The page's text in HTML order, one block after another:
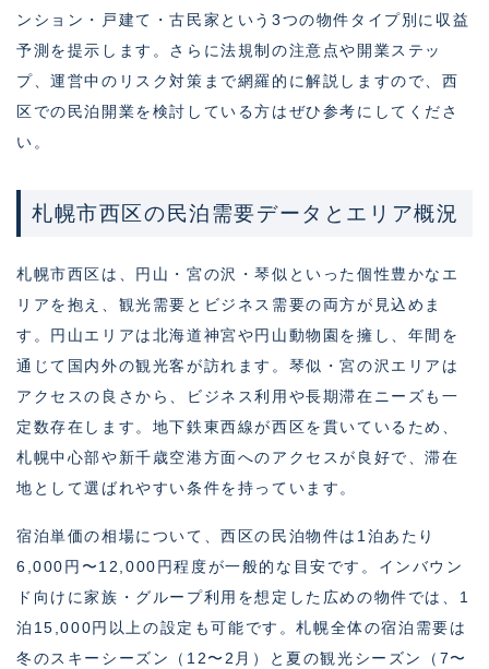
ンション・戸建て・古民家という3つの物件タイプ別に収益
予測を提示します。さらに法規制の注意点や開業ステッ
プ、運営中のリスク対策まで網羅的に解説しますので、西
区での民泊開業を検討している方はぜひ参考にしてくださ
い。
札幌市西区の民泊需要データとエリア概況
札幌市西区は、円山・宮の沢・琴似といった個性豊かなエ
リアを抱え、観光需要とビジネス需要の両方が見込めま
す。円山エリアは北海道神宮や円山動物園を擁し、年間を
通じて国内外の観光客が訪れます。琴似・宮の沢エリアは
アクセスの良さから、ビジネス利用や長期滞在ニーズも一
定数存在します。地下鉄東西線が西区を貫いているため、
札幌中心部や新千歳空港方面へのアクセスが良好で、滞在
地として選ばれやすい条件を持っています。
宿泊単価の相場について、西区の民泊物件は1泊あたり
6,000円〜12,000円程度が一般的な目安です。インバウン
ド向けに家族・グループ利用を想定した広めの物件では、1
泊15,000円以上の設定も可能です。札幌全体の宿泊需要は
冬のスキーシーズン（12〜2月）と夏の観光シーズン（7〜